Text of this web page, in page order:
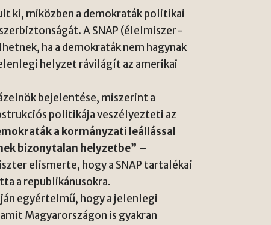
ki, miközben a demokraták politikai
A SNAP (élelmiszer-
ha a demokraták nem hagynak
helyzet rávilágít az amerikai
bejelentése, miszerint a
politikája veszélyezteti az
a kormányzati leállással
bizonytalan helyzetbe” –
elismerte, hogy a SNAP tartalékai
a republikánusokra.
egyértelmű, hogy a jelenlegi
Magyarországon is gyakran